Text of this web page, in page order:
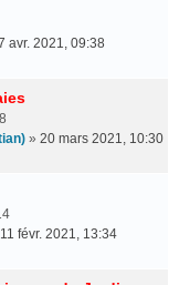
avr. 2021, 09:38
» 20 mars 2021, 10:30
11 févr. 2021, 13:34